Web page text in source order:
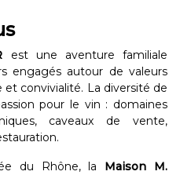
est une aventure familiale
engagés autour de valeurs
convivialité. La diversité de
pour le vin : domaines
caveaux de vente,
du Rhône, la Maison M.